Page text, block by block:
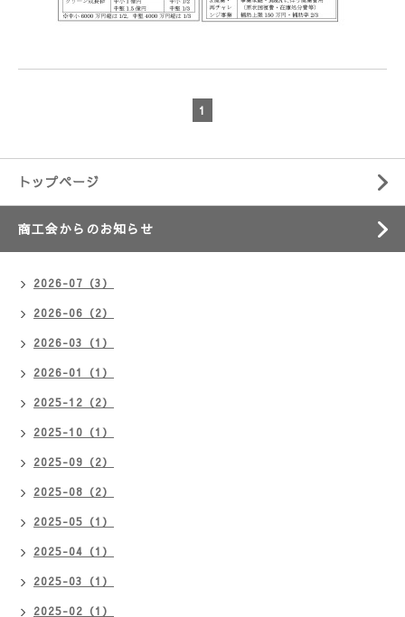
1
トップページ
商工会からのお知らせ
2026-07（3）
2026-06（2）
2026-03（1）
2026-01（1）
2025-12（2）
2025-10（1）
2025-09（2）
2025-08（2）
2025-05（1）
2025-04（1）
2025-03（1）
2025-02（1）